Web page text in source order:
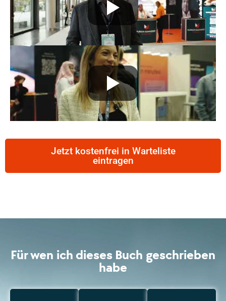
Jetzt kostenfrei in Warteliste
eintragen
Für wen ich dieses Buch geschrieben
habe